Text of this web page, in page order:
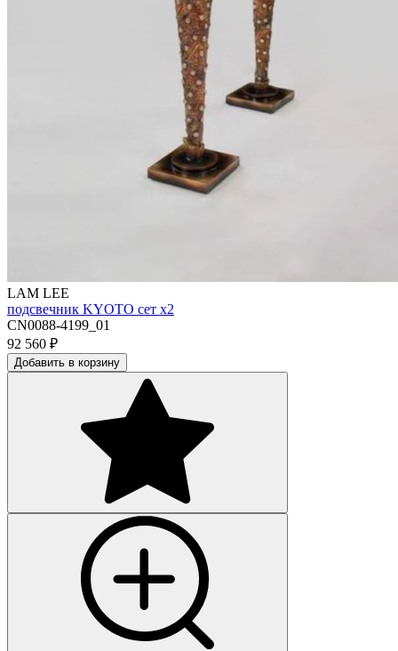
LAM LEE
подсвечник KYOTO сет х2
CN0088-4199_01
92 560 ₽
Добавить в корзину